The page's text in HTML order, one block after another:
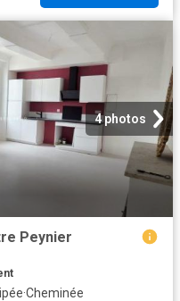
4 photos
Peynier
·Cheminée